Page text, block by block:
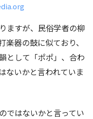
ますが、民俗学者の柳
器の鼓に似ており、
として「ポポ」、合わ
ないかと言われていま
ではないかと言ってい